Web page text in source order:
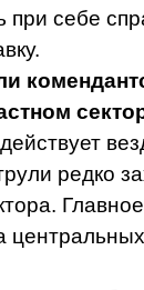
при себе
редко